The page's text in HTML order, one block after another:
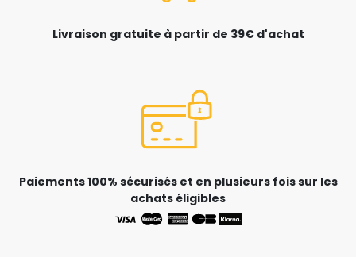
Livraison gratuite à partir de 39€ d'achat
Paiements 100% sécurisés et en plusieurs fois sur les
achats éligibles